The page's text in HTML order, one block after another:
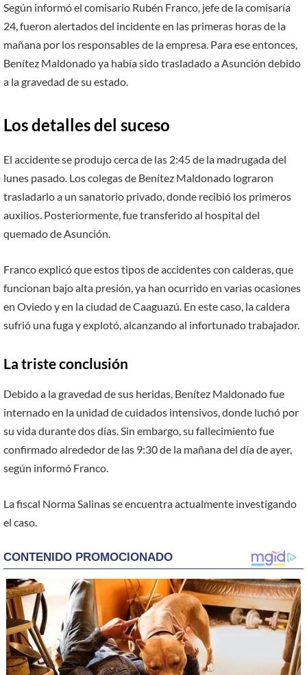
Según informó el comisario Rubén Franco, jefe de la comisaría
24, fueron alertados del incidente en las primeras horas de la
mañana por los responsables de la empresa. Para ese entonces,
Benítez Maldonado ya había sido trasladado a Asunción debido
a la gravedad de su estado.
Los detalles del suceso
El accidente se produjo cerca de las 2:45 de la madrugada del
lunes pasado. Los colegas de Benítez Maldonado lograron
trasladarlo a un sanatorio privado, donde recibió los primeros
auxilios. Posteriormente, fue transferido al hospital del
quemado de Asunción.
Franco explicó que estos tipos de accidentes con calderas, que
funcionan bajo alta presión, ya han ocurrido en varias ocasiones
en Oviedo y en la ciudad de Caaguazú. En este caso, la caldera
sufrió una fuga y explotó, alcanzando al infortunado trabajador.
La triste conclusión
Debido a la gravedad de sus heridas, Benítez Maldonado fue
internado en la unidad de cuidados intensivos, donde luchó por
su vida durante dos días. Sin embargo, su fallecimiento fue
confirmado alrededor de las 9:30 de la mañana del día de ayer,
según informó Franco.
La fiscal Norma Salinas se encuentra actualmente investigando
el caso.